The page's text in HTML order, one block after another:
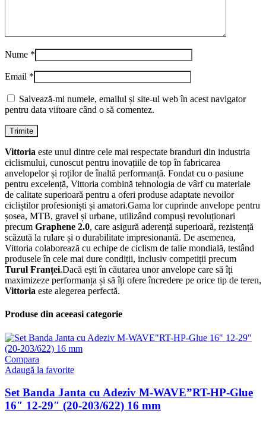
Nume *
Email *
Salvează-mi numele, emailul și site-ul web în acest navigator
pentru data viitoare când o să comentez.
Vittoria este unul dintre cele mai respectate branduri din industria
ciclismului, cunoscut pentru inovațiile de top în fabricarea
anvelopelor și roților de înaltă performanță. Fondat cu o pasiune
pentru excelență, Vittoria combină tehnologia de vârf cu materiale
de calitate superioară pentru a oferi produse adaptate nevoilor
cicliștilor profesioniști și amatori.Gama lor cuprinde anvelope pentru
șosea, MTB, gravel și urbane, utilizând compuși revoluționari
precum Graphene 2.0, care asigură aderență superioară, rezistență
scăzută la rulare și o durabilitate impresionantă. De asemenea,
Vittoria colaborează cu echipe de ciclism de talie mondială, testând
produsele în cele mai dure condiții, inclusiv competiții precum
Turul Franței.Dacă ești în căutarea unor anvelope care să îți
maximizeze performanța și să îți ofere încredere pe orice tip de teren,
Vittoria este alegerea perfectă.
Produse din aceeasi categorie
Compara
Adaugă la favorite
Set Banda Janta cu Adeziv M-WAVE”RT-HP-Glue
16″ 12-29″ (20-203/622) 16 mm